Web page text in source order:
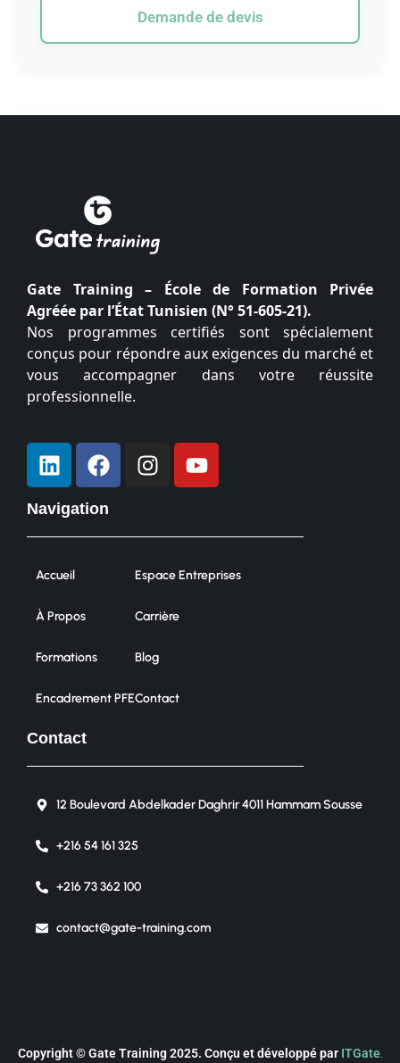
Demande de devis
Gate Training – École de Formation Privée
Agréée par l’État Tunisien (N° 51-605-21).
Nos programmes certifiés sont spécialement
conçus pour répondre aux exigences du marché et
vous accompagner dans votre réussite
professionnelle.
Navigation
Accueil
À Propos
Formations
Encadrement PFE
Espace Entreprises
Carrière
Blog
Contact
Contact
12 Boulevard Abdelkader Daghrir 4011 Hammam Sousse
+216 54 161 325
+216 73 362 100
contact@gate-training.com
Copyright © Gate Training 2025. Conçu et développé par ITGate.